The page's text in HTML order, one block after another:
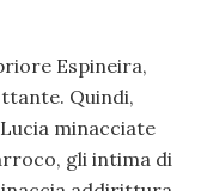
Espineira,
Quindi,
minacciate
gli intima di